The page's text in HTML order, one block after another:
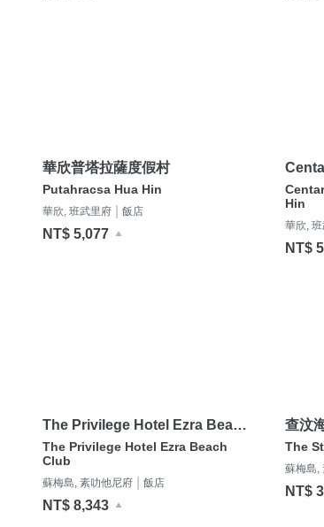
華欣普塔拉薩度假村
Putahracsa Hua Hin
華欣, 班武里府 飯店
NT$ 5,077
&
Hin
華欣,
NT$
The Privilege Hotel Ezra Beach
Club
The Privilege Hotel Ezra Beach
Club
蘇梅島, 素叻他尼府 飯店
NT$ 8,343
查汶
The
蘇梅島,
NT$